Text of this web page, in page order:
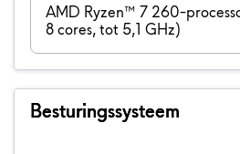
AMD Ryzen™ 7 260-
8 cores, tot 5,1 GHz)
Besturingssysteem